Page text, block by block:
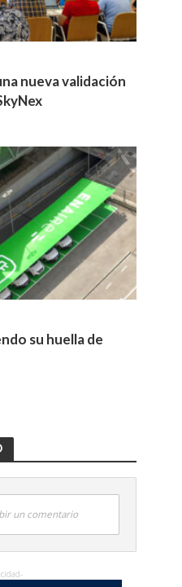
nueva validación
su huella de
un comentario